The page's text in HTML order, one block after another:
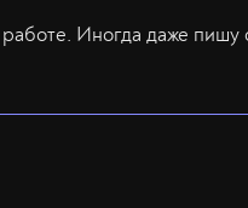
Иногда даже пишу